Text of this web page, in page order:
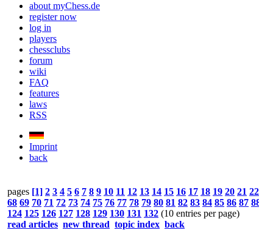
about myChess.de
register now
log in
players
chessclubs
forum
wiki
FAQ
features
laws
RSS
Imprint
back
pages [1] 2 3 4 5 6 7 8 9 10 11 12 13 14 15 16 17 18 19 20 21 22
68 69 70 71 72 73 74 75 76 77 78 79 80 81 82 83 84 85 86 87
124 125 126 127 128 129 130 131 132 (10 entries per page)
read articles new thread topic index back